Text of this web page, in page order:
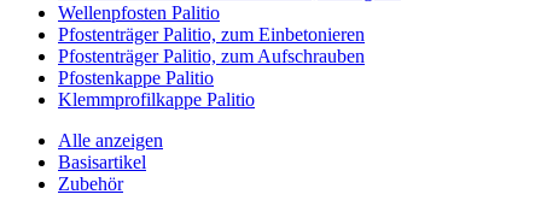
Wellenpfosten Palitio
Pfostenträger Palitio, zum Einbetonieren
Pfostenträger Palitio, zum Aufschrauben
Pfostenkappe Palitio
Klemmprofilkappe Palitio
Alle anzeigen
Basisartikel
Zubehör